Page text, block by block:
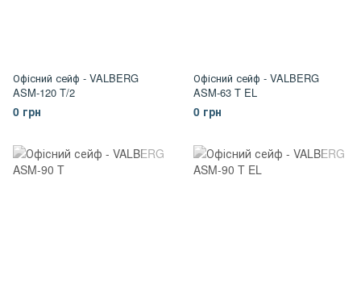
Офісний сейф - VALBERG
ASM-120 T/2
0 грн
Офісний сейф - VALBERG
ASM-63 T EL
0 грн